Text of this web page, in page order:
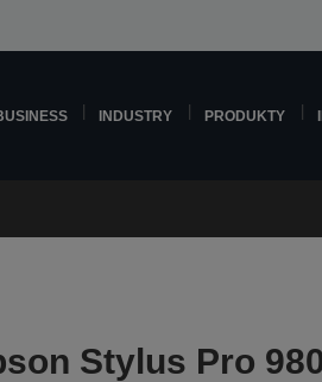
INDUSTRY PRODUKTY
Stylus Pro